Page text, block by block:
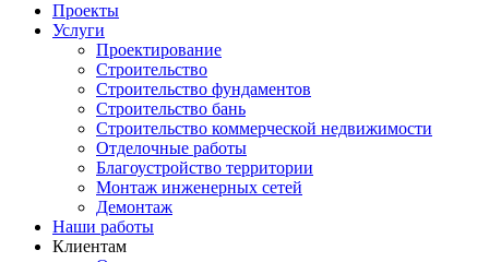
Проекты
Услуги
Проектирование
Строительство
Строительство фундаментов
Строительство бань
Строительство коммерческой недвижимости
Отделочные работы
Благоустройство территории
Монтаж инженерных сетей
Демонтаж
Наши работы
Клиентам